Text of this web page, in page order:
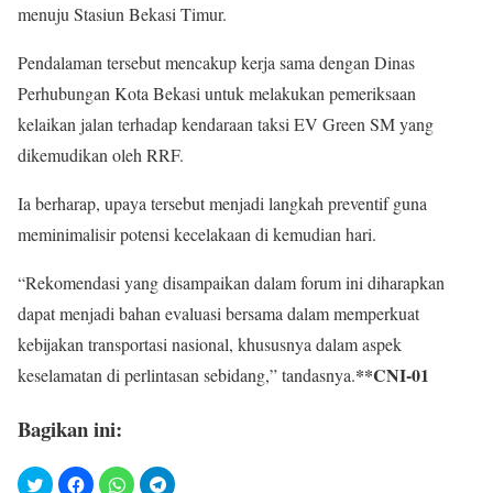
menuju Stasiun Bekasi Timur.
Pendalaman tersebut mencakup kerja sama dengan Dinas
Perhubungan Kota Bekasi untuk melakukan pemeriksaan
kelaikan jalan terhadap kendaraan taksi EV Green SM yang
dikemudikan oleh RRF.
Ia berharap, upaya tersebut menjadi langkah preventif guna
meminimalisir potensi kecelakaan di kemudian hari.
“Rekomendasi yang disampaikan dalam forum ini diharapkan
dapat menjadi bahan evaluasi bersama dalam memperkuat
kebijakan transportasi nasional, khususnya dalam aspek
keselamatan di perlintasan sebidang,” tandasnya.**CNI-01
Bagikan ini: